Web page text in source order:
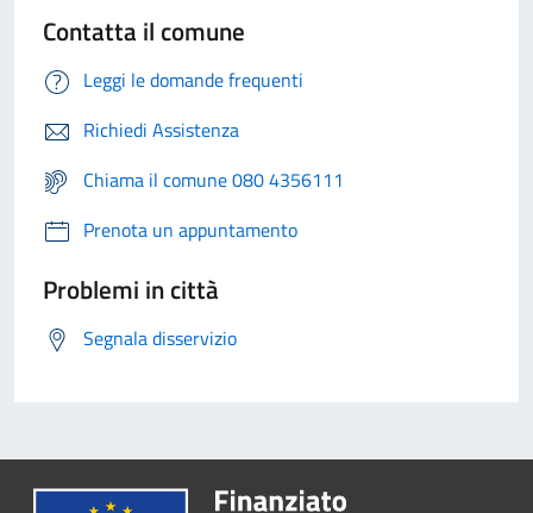
Contatta il comune
Leggi le domande frequenti
Richiedi Assistenza
Chiama il comune 080 4356111
Prenota un appuntamento
Problemi in città
Segnala disservizio